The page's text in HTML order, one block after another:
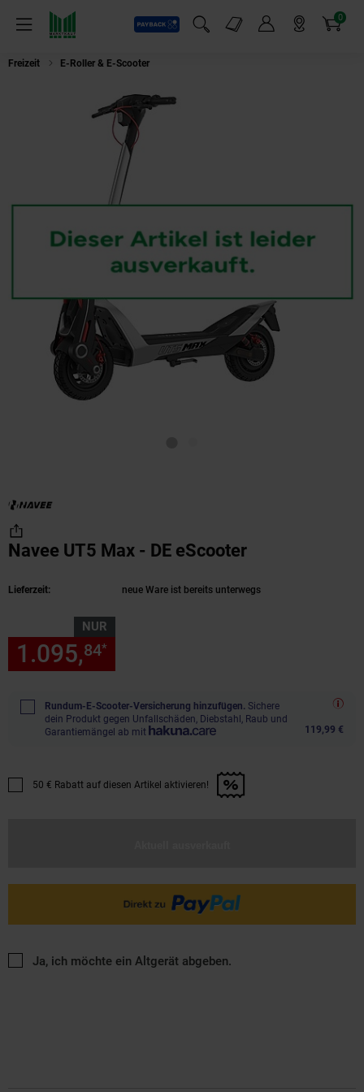
Menü
Payback
Suchfeld einblenden
Markt-Angebote 0
Artikel
Freizeit E-Roller & E-Scooter
Navee UT5 Max - DE eScooter
Lieferzeit: neue Ware ist bereits unterwegs
NUR
1.095,84*
Rundum-E-Scooter-Versicherung hinzufügen. Sichere
dein Produkt gegen Unfallschäden, Diebstahl, Raub und
Garantiemängel ab mit
119,99 €
Promotion "50 € Rabatt auf diesen Artikel aktivieren!" anwenden
50 € Rabatt auf diesen Artikel aktivieren!
Ja, ich möchte ein Altgerät abgeben.